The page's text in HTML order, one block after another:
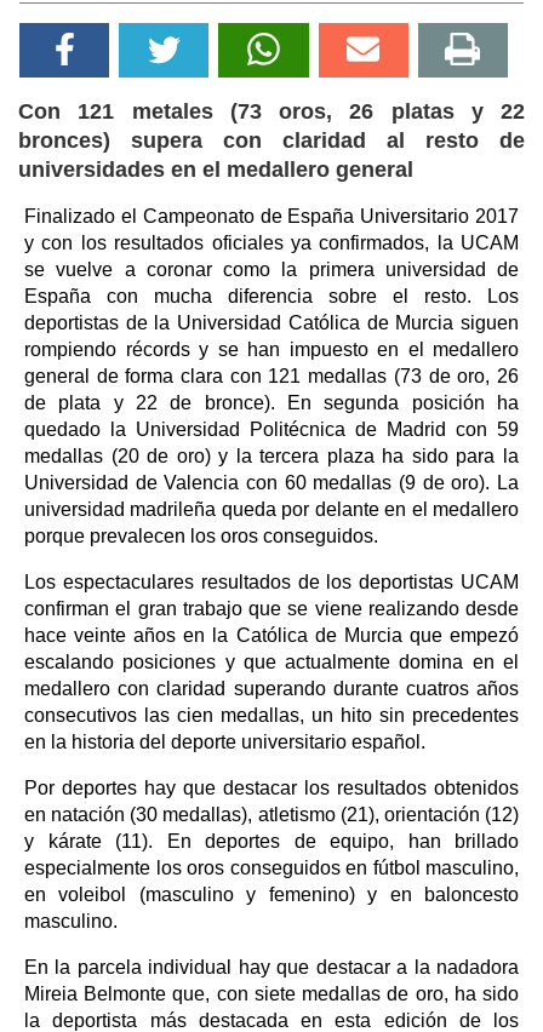
Con 121 metales (73 oros, 26 platas y 22
bronces) supera con claridad al resto de
universidades en el medallero general
Finalizado el Campeonato de España Universitario 2017
y con los resultados oficiales ya confirmados, la UCAM
se vuelve a coronar como la primera universidad de
España con mucha diferencia sobre el resto. Los
deportistas de la Universidad Católica de Murcia siguen
rompiendo récords y se han impuesto en el medallero
general de forma clara con 121 medallas (73 de oro, 26
de plata y 22 de bronce). En segunda posición ha
quedado la Universidad Politécnica de Madrid con 59
medallas (20 de oro) y la tercera plaza ha sido para la
Universidad de Valencia con 60 medallas (9 de oro). La
universidad madrileña queda por delante en el medallero
porque prevalecen los oros conseguidos.
Los espectaculares resultados de los deportistas UCAM
confirman el gran trabajo que se viene realizando desde
hace veinte años en la Católica de Murcia que empezó
escalando posiciones y que actualmente domina en el
medallero con claridad superando durante cuatros años
consecutivos las cien medallas, un hito sin precedentes
en la historia del deporte universitario español.
Por deportes hay que destacar los resultados obtenidos
en natación (30 medallas), atletismo (21), orientación (12)
y kárate (11). En deportes de equipo, han brillado
especialmente los oros conseguidos en fútbol masculino,
en voleibol (masculino y femenino) y en baloncesto
masculino.
En la parcela individual hay que destacar a la nadadora
Mireia Belmonte que, con siete medallas de oro, ha sido
la deportista más destacada en esta edición de los